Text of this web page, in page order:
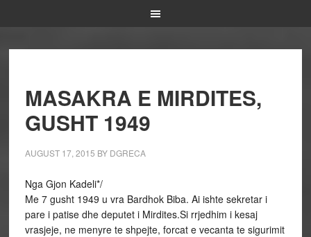
MASAKRA E MIRDITES,
GUSHT 1949
AUGUST 17, 2015 BY DGRECA
Nga Gjon Kadeli*/
Me 7 gusht 1949 u vra Bardhok Biba. Ai ishte sekretar i
pare i patise dhe deputet i Mirdites.Si rrjedhim i kesaj
vrasjeje, ne menyre te shpejte, forcat e vecanta te sigurimit